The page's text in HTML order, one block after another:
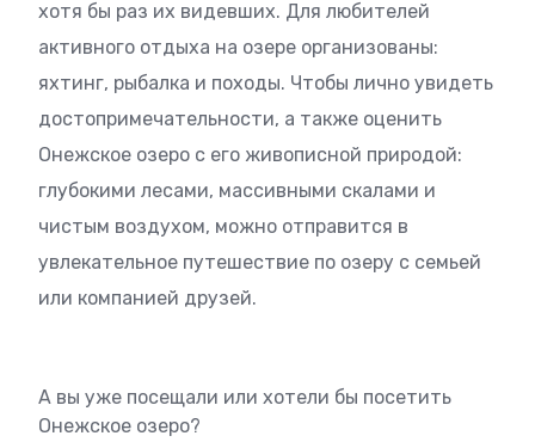
хотя бы раз их видевших. Для любителей
активного отдыха на озере организованы:
яхтинг, рыбалка и походы. Чтобы лично увидеть
достопримечательности, а также оценить
Онежское озеро с его живописной природой:
глубокими лесами, массивными скалами и
чистым воздухом, можно отправится в
увлекательное путешествие по озеру с семьей
или компанией друзей.
А вы уже посещали или хотели бы посетить
Онежское озеро?